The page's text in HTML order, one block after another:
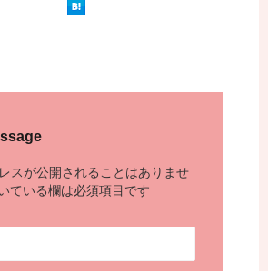
スが公開されることはありませ
ている欄は必須項目です